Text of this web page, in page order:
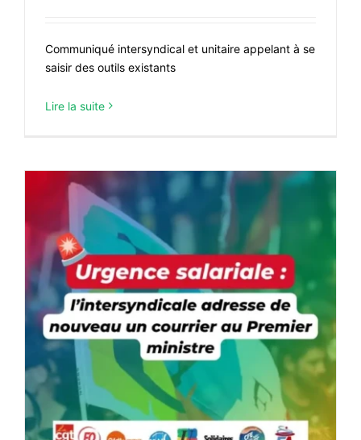
Communiqué intersyndical et unitaire appelant à se
saisir des outils existants
Lire la suite